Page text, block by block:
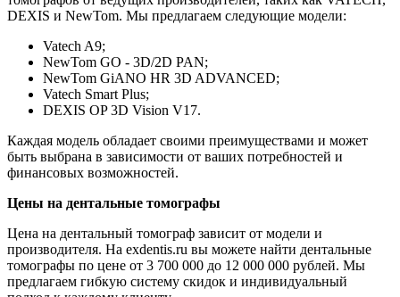
DEXIS и NewTom. Мы предлагаем следующие модели:
Vatech A9;
NewTom GO - 3D/2D PAN;
NewTom GiANO HR 3D ADVANCED;
Vatech Smart Plus;
DEXIS OP 3D Vision V17.
Каждая модель обладает своими преимуществами и может
быть выбрана в зависимости от ваших потребностей и
финансовых возможностей.
Цены на дентальные томографы
Цена на дентальный томограф зависит от модели и
производителя. На exdentis.ru вы можете найти дентальные
томографы по цене от 3 700 000 до 12 000 000 рублей. Мы
предлагаем гибкую систему скидок и индивидуальный